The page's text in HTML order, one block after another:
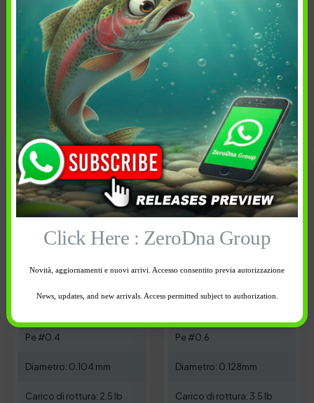
Esaurito
Avvisami quando
disponibile
Esaurito
Avvisami quando
disponibile
Pe #0.4
Diametro: 0.104 mm
Carico di rottura: 2.5 lb
Pe #0.6
Diametro: 0.128mm
Carico di rottura: 3.5 lb
Click Here : ZeroDna Group
Novità, aggiornamenti e nuovi arrivi. Accesso consentito previa autorizzazione
News, updates, and new arrivals. Access permitted subject to authorization.